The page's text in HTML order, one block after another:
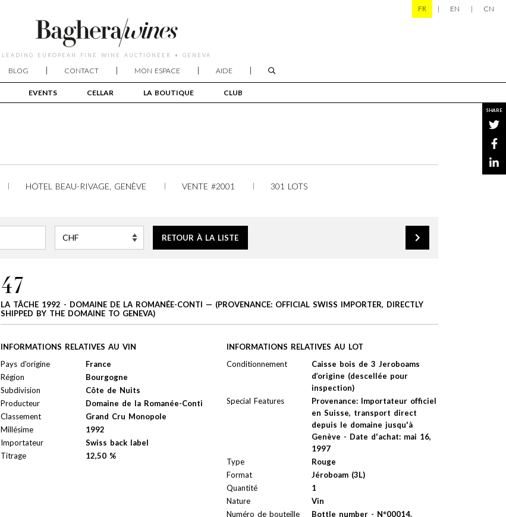
LEADING EUROPEAN FINE WINE AUCTIONEER • GENEVA
EVENTS CELLAR LA BOUTIQUE CLUB
BLOG CONTACT MON ESPACE AIDE
FR EN CN
SHARE
HÔTEL BEAU-RIVAGE, GENÈVE VENTE #2001 301 LOTS
RETOUR À LA LISTE
47
LA TÂCHE 1992 - DOMAINE DE LA ROMANÉE-CONTI — (PROVENANCE: OFFICIAL SWISS IMPORTER, DIRECTLY
SHIPPED BY THE DOMAINE TO GENEVA)
INFORMATIONS RELATIVES AU VIN
Pays d'origine
France
Région
Bourgogne
Subdivision
Côte de Nuits
Producteur
Domaine de la Romanée-Conti
Classement
Grand Cru Monopole
Millésime
1992
Importateur
Swiss back label
Titrage
12,50 %
INFORMATIONS RELATIVES AU LOT
Conditionnement
Caisse bois de 3 Jeroboams
d’origine (descellée pour
inspection)
Special Features
Provenance: Importateur officiel
en Suisse, transport direct
depuis le domaine jusqu'à
Genève - Date d'achat: mai 16,
1997
Type
Rouge
Format
Jéroboam (3L)
Quantité
1
Nature
Vin
Numéro de bouteille
Bottle number - N°00014.